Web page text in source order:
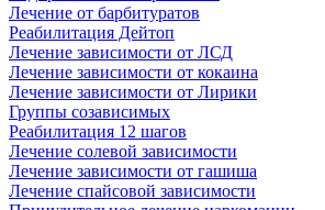
Лечение от барбитуратов
Реабилитация Дейтоп
Лечение зависимости от ЛСД
Лечение зависимости от кокаина
Лечение зависимости от Лирики
Группы созависимых
Реабилитация 12 шагов
Лечение солевой зависимости
Лечение зависимости от гашиша
Лечение спайсовой зависимости